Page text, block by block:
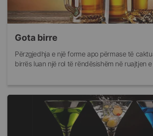
Gota birre
Përzgjedhja e një forme apo përmase të
birrës luan një rol të rëndësishëm në ruajtjen e